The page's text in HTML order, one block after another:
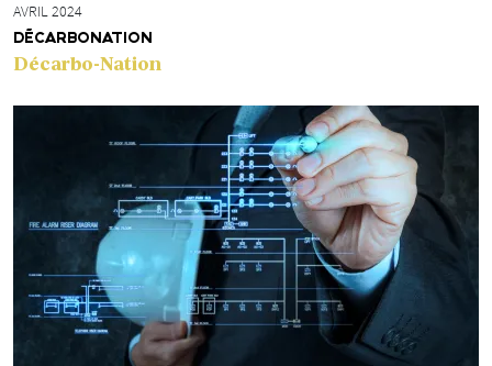
AVRIL 2024
DÉCARBONATION
Décarbo-Nation